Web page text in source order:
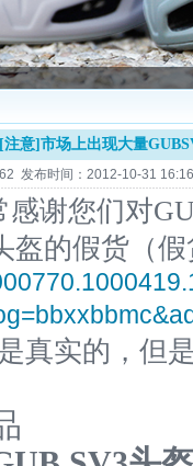
[注意]市场上出现大量
发布时间：2012-10-31
谢您们对
盔的假货（
真实的，但